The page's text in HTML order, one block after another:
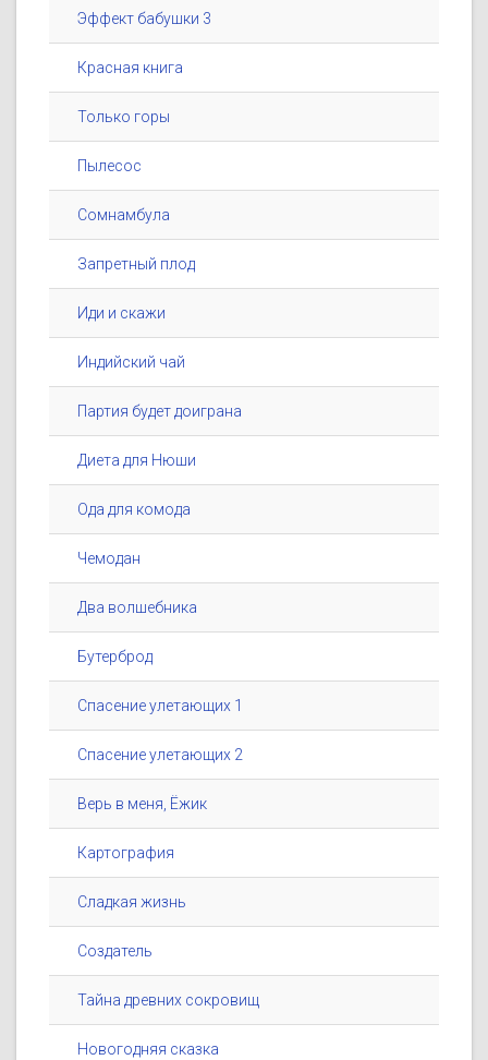
Эффект бабушки 3
Красная книга
Только горы
Пылесос
Сомнамбула
Запретный плод
Иди и скажи
Индийский чай
Партия будет доиграна
Диета для Нюши
Ода для комода
Чемодан
Два волшебника
Бутерброд
Спасение улетающих 1
Спасение улетающих 2
Верь в меня, Ёжик
Картография
Сладкая жизнь
Создатель
Тайна древних сокровищ
Новогодняя сказка